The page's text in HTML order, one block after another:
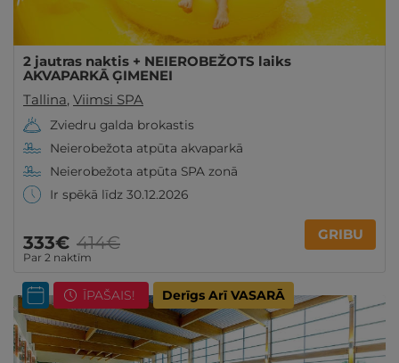
2 jautras naktis + NEIEROBEŽOTS laiks
AKVAPARKĀ ĢIMENEI
Tallina, Viimsi SPA
Zviedru galda brokastis
Neierobežota atpūta akvaparkā
Neierobežota atpūta SPA zonā
Ir spēkā līdz 30.12.2026
333€
Par 2 naktīm
414€ GRIBU
ĪPAŠAIS! Derīgs Arī VASARĀ